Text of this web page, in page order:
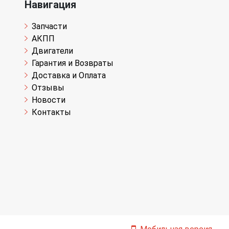
Навигация
Запчасти
АКПП
Двигатели
Гарантия и Возвраты
Доставка и Оплата
Отзывы
Новости
Контакты